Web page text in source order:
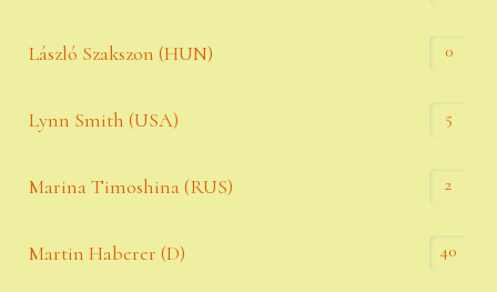
László Szakszon (HUN) 0
Lynn Smith (USA) 5
Marina Timoshina (RUS) 2
Martin Haberer (D) 40